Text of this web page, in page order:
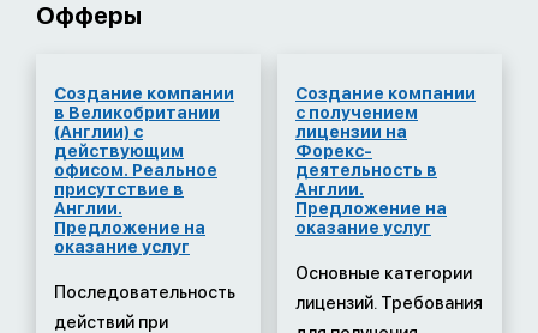
Офферы
Создание компании
в Великобритании
(Англии) с
действующим
офисом. Реальное
присутствие в
Англии.
Предложение на
оказание услуг
Последовательность
действий при
Создание компании
с получением
лицензии на
Форекс-
деятельность в
Англии.
Предложение на
оказание услуг
Основные категории
лицензий. Требования